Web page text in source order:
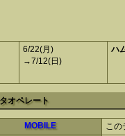
6/22(月)
→7/12(日)
ハ
オペレート
MOBILE
この